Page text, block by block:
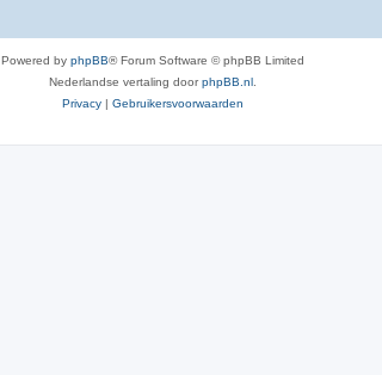
Powered by phpBB® Forum Software © phpBB Limited
Nederlandse vertaling doorphpBB.nl
Privacy | Gebruikersvoorwaarden